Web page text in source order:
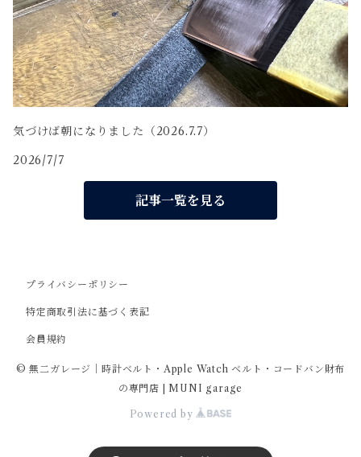
気づけば朝になりました（2026.7.7）
2026/7/7
記事一覧を見る
プライバシーポリシー
特定商取引法に基づく表記
会員規約
© 無二ガレージ｜時計ベルト・Apple Watch ベルト・コードバン財布
の専門店 | MUNI garage
Powered by